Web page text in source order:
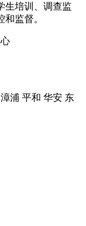
生培训、调查监
监督。
浦 平和 华安 东